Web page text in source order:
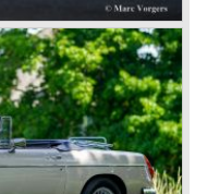
toch uit, de nieuw
en de naam
de MG B op de
van de krachtige,
Rover (ook British
motor woog
MG B viercilinder